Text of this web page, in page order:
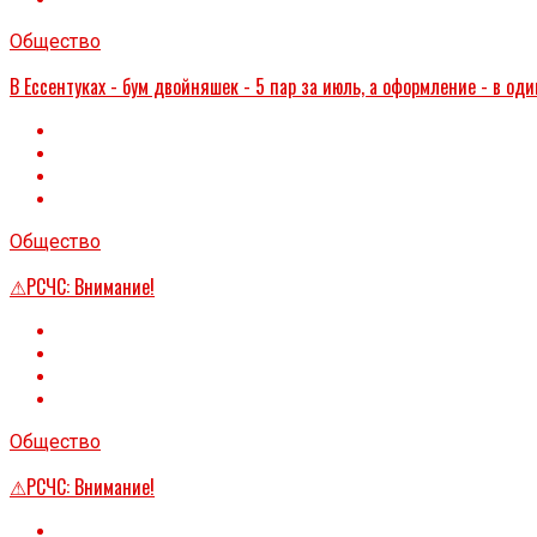
Общество
В Ессентуках - бум двойняшек - 5 пар за июль, а оформление - в
Общество
⚠РСЧС: Внимание!
Общество
⚠РСЧС: Внимание!